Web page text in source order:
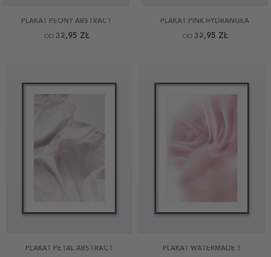
PLAKAT PEONY ABSTRACT
OD 32,95 ZŁ
PLAKAT PINK HYDRANGEA
OD 32,95 ZŁ
PLAKAT PETAL ABSTRACT
PLAKAT WATERMADE 3